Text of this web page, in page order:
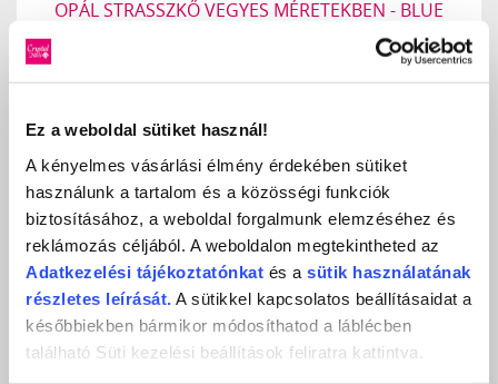
Ez a weboldal sütiket használ!
A kényelmes vásárlási élmény érdekében sütiket
használunk a tartalom és a közösségi funkciók
biztosításához, a weboldal forgalmunk elemzéséhez és
reklámozás céljából. A weboldalon megtekintheted az
Adatkezelési tájékoztatónkat és a sütik használatának
részletes leírását. A sütikkel kapcsolatos beállításaidat a
későbbiekben bármikor módosíthatod a láblécben
található Süti kezelési beállítások feliratra kattintva.
OPÁL STRASSZKŐ VEGYES MÉRETEKBEN - BLUE
db KOSÁRBA
KEDVENCEKHEZ AD
RÉSZLETEK